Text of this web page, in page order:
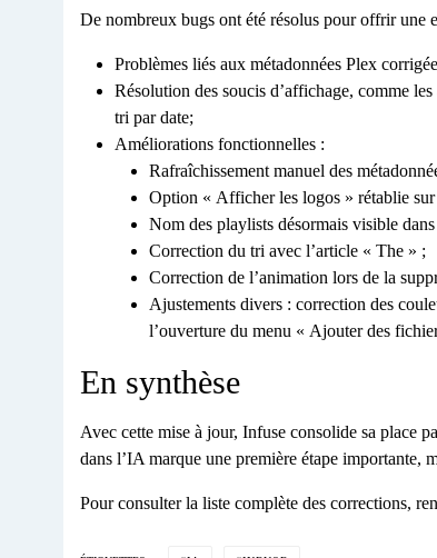
De nombreux bugs ont été résolus pour offrir une
Problèmes liés aux métadonnées Plex
Résolution des soucis d’affichage, comme
tri par date;
Améliorations fonctionnelles :
Rafraîchissement manuel des
Option « Afficher les logos » rétablie
Nom des playlists désormais visible
Correction du tri avec l’article « The » ;
Correction de l’animation lors de la
Ajustements divers : correction des
l’ouverture du menu « Ajouter des
En synthèse
Avec cette mise à jour, Infuse consolide sa place
dans l’IA marque une première étape importante,
Pour consulter la liste complète des corrections,